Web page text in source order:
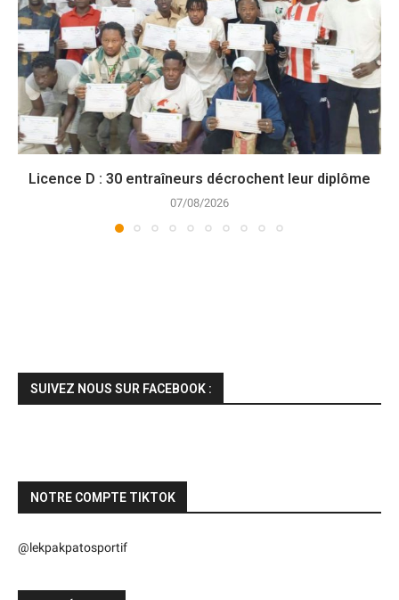
Licence D : 30 entraîneurs décrochent leur diplôme
07/08/2026
SUIVEZ NOUS SUR FACEBOOK :
NOTRE COMPTE TIKTOK
@lekpakpatosportif